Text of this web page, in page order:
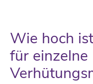
Wie hoch
für einzelne